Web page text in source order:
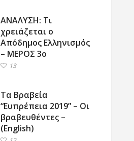
ΑΝΑΛΥΣΗ: Τι
χρειάζεται ο
Απόδημος Ελληνισμός
– ΜΕΡΟΣ 3ο
13
Τα Βραβεία
“Ευπρέπεια 2019” – Οι
βραβευθέντες –
(English)